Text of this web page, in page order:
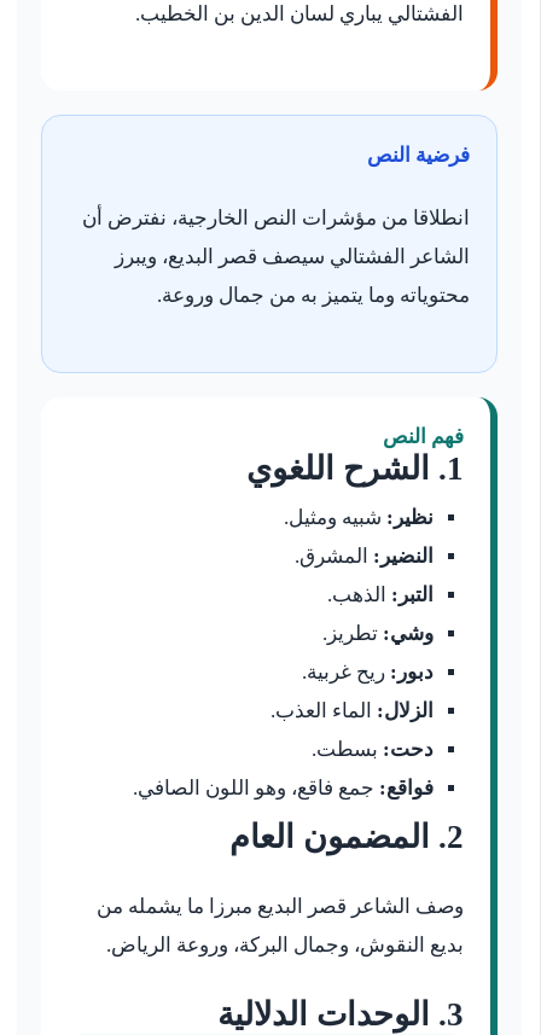
الفشتالي يباري لسان الدين بن الخطيب.
فرضية النص
انطلاقا من مؤشرات النص الخارجية، نفترض أن
الشاعر الفشتالي سيصف قصر البديع، ويبرز
محتوياته وما يتميز به من جمال وروعة.
فهم النص
1. الشرح اللغوي
نظير: شبيه ومثيل.
النضير: المشرق.
التبر: الذهب.
وشي: تطريز.
دبور: ريح غربية.
الزلال: الماء العذب.
دحت: بسطت.
فواقع: جمع فاقع، وهو اللون الصافي.
2. المضمون العام
وصف الشاعر قصر البديع مبرزا ما يشمله من
بديع النقوش، وجمال البركة، وروعة الرياض.
3. الوحدات الدلالية